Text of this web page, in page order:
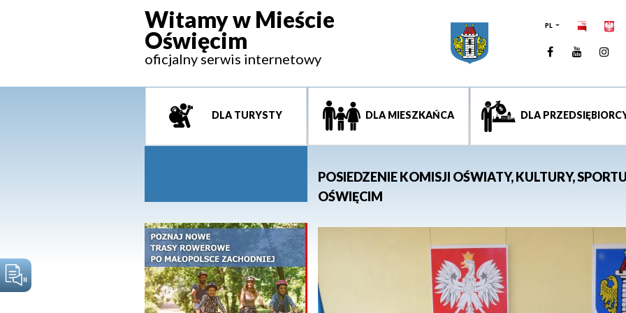
Witamy w Mieście
Oświęcim
oficjalny serwis internetowy
PL
Facebook
DLA TURYSTY DLA MIESZKAŃCA DLA
POSIEDZENIE KOMISJI OŚWIATY, KULTURY,
OŚWIĘCIM